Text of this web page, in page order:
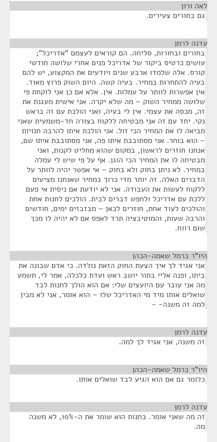
לאה ורון
גם בחורים צעירים.
עדנה לרמן
בחורים ובחורות, סליחה. הם קוראים לעצמם "אדריכל";
עושים כרטיס ביקור של אדריכל פנים אחרי שלושה חודשי
קורס. אלה שלמדו ארבע שנים ויודעים את המקצוע, יש להם
בעיה להתחרות במחיר. בעיה קשה. היום השוק פרוץ מאוד.
אין אפשרות לוותר על עמלות. אין. אלא אם כן אני לוקחת פי
שלושה ממחיר השוק – מה שלא יקרה. אני אישית מעגנת את
זה, מכסה את עצמי. אין לי בעיה, ואני הולכת עם זה בראש
נקי. יחד עם זה אני מבטיחה ללקוח בצורה חד-משמעית שאני
מביאה לו את המחיר הכי זול. אני הולכת איתו להרבה חנויות
– הוא בוחר. אני מסתובבת איתו פה, אני מסתובבת איתו שם,
אנחנו חוזרים לראשון, במקום שהוא מחליט לקנות, ואני
מבטיחה לו את המחיר הכי הוגן. אף על פי שיש לי עמלה
במחיר. לא ניתן בחוק ולא בחוק – אי אפשר יהיה לוותר על
הדברים האלה. זה יותר מדי כרוך במחיר שאנחנו מציעים
ללקוח לעשות את העבודה. אני לא יודעת אם ניסית אי פעם
ללכת עם אדריכל ולחפש דברים לבית. הולכים לחנות אחת
והולכים לעוד אחת, חוזרים לכאן – מבזבזים ימים, חודשים
והרבה שעות, והמוטיבציה תרד לאפס אם לא יהיה לו מכך
שום רווח.
היו"ר כרמל שאמה-הכהן
אני אגיד לך איך הצעת החוק הזאת נולדה. כי אדם שבונה את
ביתו, ופנה אליי בתור יושב ראש ועדת כלכלה, אמר לי, תשמע
מה אני עובר עם היועצים שלי: אם הוא הולך לחנות לבד
שואלים אותו מיד מי האדריכל שלו – הוא אומר, אני לא מבין
למה זה משנה- -
עדנה לרמן
זה משנה, אני אגיד לך למה.
היו"ר כרמל שאמה-הכהן
כלומר גם אם הוא הגיע לבד שואלים אותו.
עדנה לרמן
זה מה שאני אומר. בחנות הוא שומר את ה-10%, לא משנה
מה.